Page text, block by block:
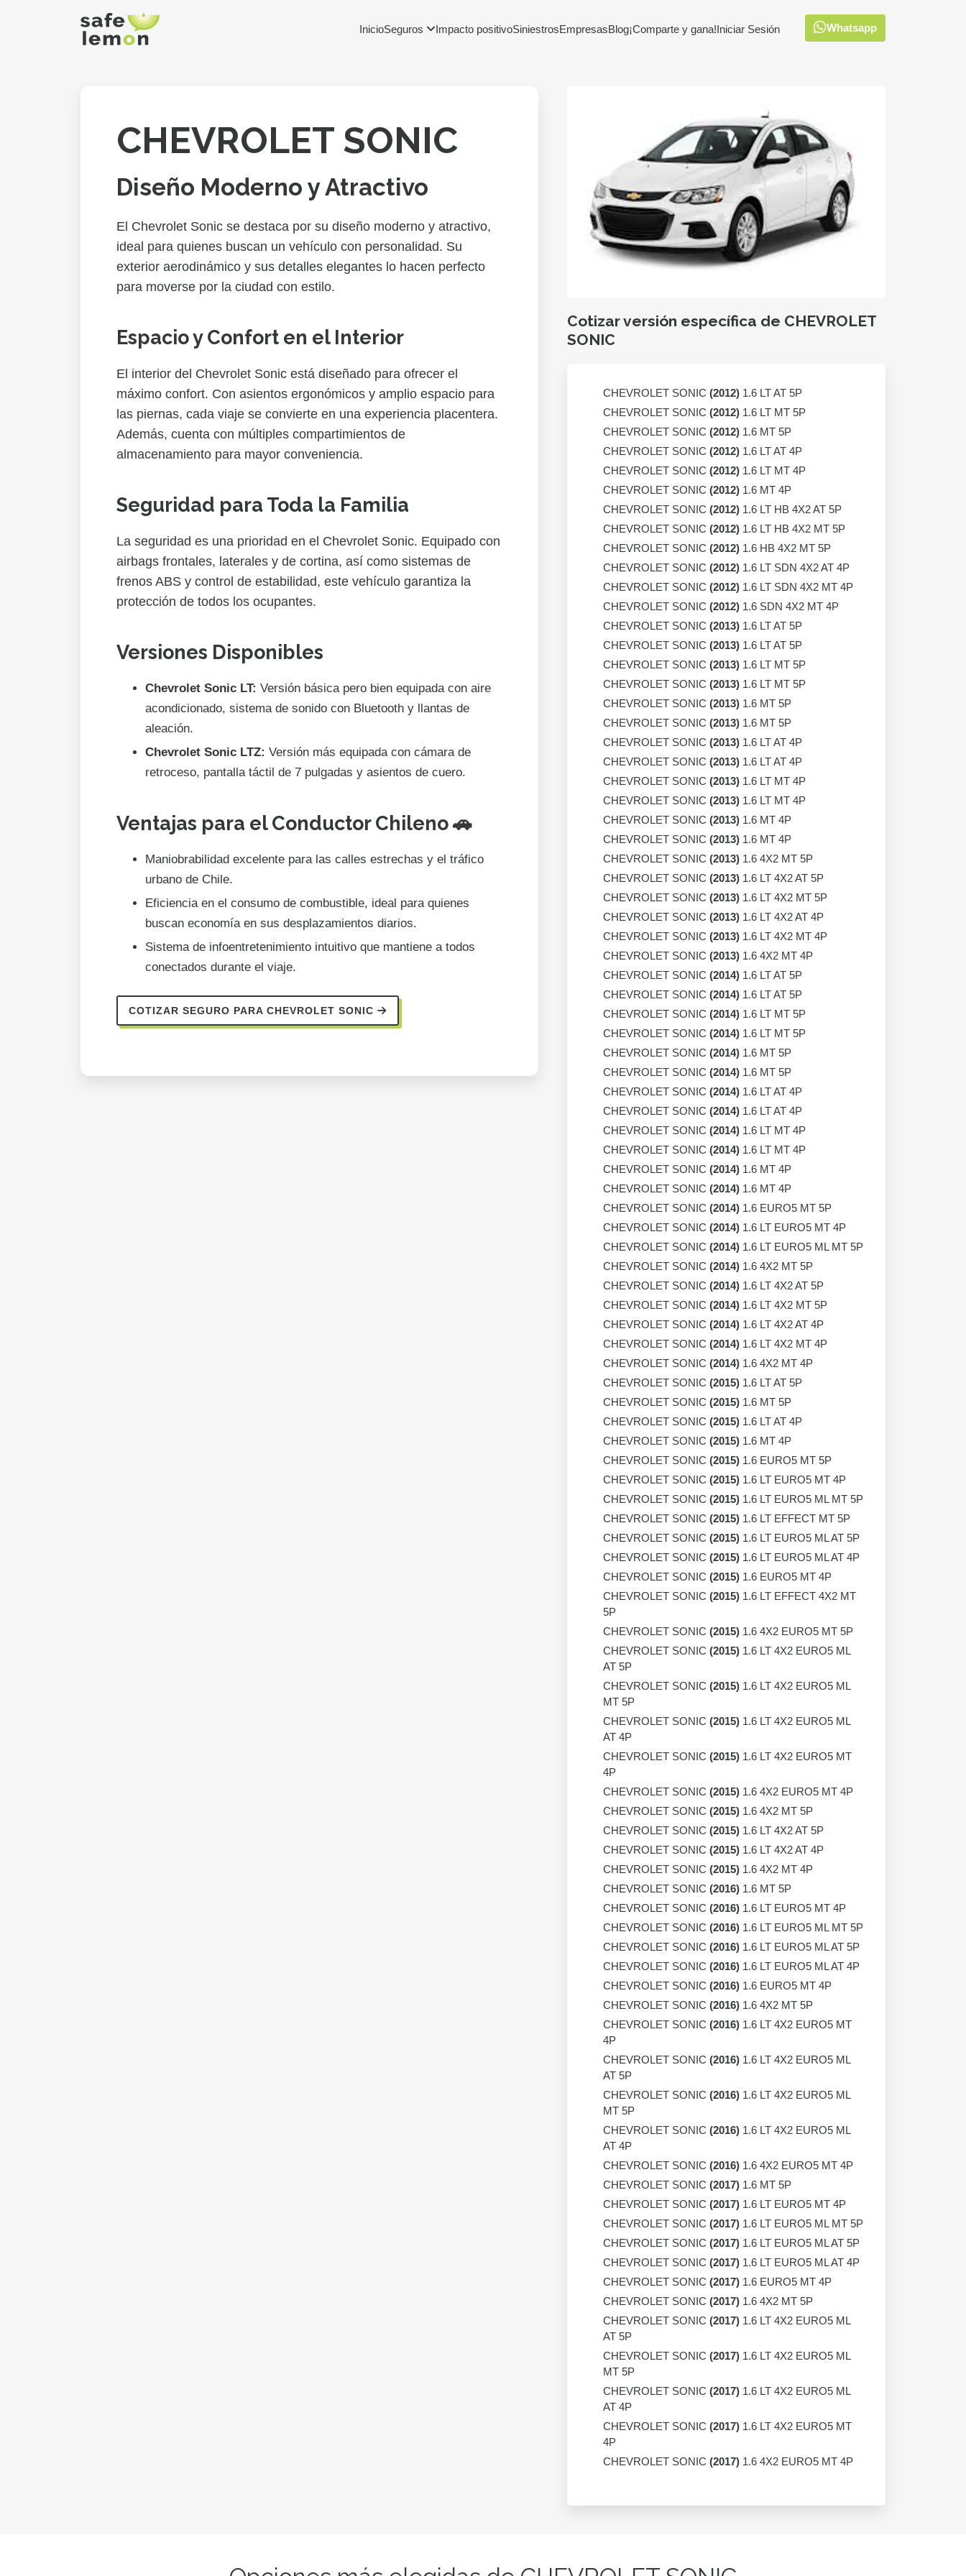
InicioSeguros Impacto positivoSiniestrosEmpresasBlog¡Comparte y gana!Iniciar Sesión Whatsapp
CHEVROLET SONIC
Diseño Moderno y Atractivo
El Chevrolet Sonic se destaca por su diseño moderno y atractivo,
ideal para quienes buscan un vehículo con personalidad. Su
exterior aerodinámico y sus detalles elegantes lo hacen perfecto
para moverse por la ciudad con estilo.
Espacio y Confort en el Interior
El interior del Chevrolet Sonic está diseñado para ofrecer el
máximo confort. Con asientos ergonómicos y amplio espacio para
las piernas, cada viaje se convierte en una experiencia placentera.
Además, cuenta con múltiples compartimientos de
almacenamiento para mayor conveniencia.
Seguridad para Toda la Familia
La seguridad es una prioridad en el Chevrolet Sonic. Equipado con
airbags frontales, laterales y de cortina, así como sistemas de
frenos ABS y control de estabilidad, este vehículo garantiza la
protección de todos los ocupantes.
Versiones Disponibles
Chevrolet Sonic LT: Versión básica pero bien equipada con aire
acondicionado, sistema de sonido con Bluetooth y llantas de
aleación.
Chevrolet Sonic LTZ: Versión más equipada con cámara de
retroceso, pantalla táctil de 7 pulgadas y asientos de cuero.
Ventajas para el Conductor Chileno 🚗
Maniobrabilidad excelente para las calles estrechas y el tráfico
urbano de Chile.
Eficiencia en el consumo de combustible, ideal para quienes
buscan economía en sus desplazamientos diarios.
Sistema de infoentretenimiento intuitivo que mantiene a todos
conectados durante el viaje.
COTIZAR SEGURO PARA CHEVROLET SONIC
Cotizar versión específica de CHEVROLET
SONIC
CHEVROLET SONIC (2012) 1.6 LT AT 5P
CHEVROLET SONIC (2012) 1.6 LT MT 5P
CHEVROLET SONIC (2012) 1.6 MT 5P
CHEVROLET SONIC (2012) 1.6 LT AT 4P
CHEVROLET SONIC (2012) 1.6 LT MT 4P
CHEVROLET SONIC (2012) 1.6 MT 4P
CHEVROLET SONIC (2012) 1.6 LT HB 4X2 AT 5P
CHEVROLET SONIC (2012) 1.6 LT HB 4X2 MT 5P
CHEVROLET SONIC (2012) 1.6 HB 4X2 MT 5P
CHEVROLET SONIC (2012) 1.6 LT SDN 4X2 AT 4P
CHEVROLET SONIC (2012) 1.6 LT SDN 4X2 MT 4P
CHEVROLET SONIC (2012) 1.6 SDN 4X2 MT 4P
CHEVROLET SONIC (2013) 1.6 LT AT 5P
CHEVROLET SONIC (2013) 1.6 LT AT 5P
CHEVROLET SONIC (2013) 1.6 LT MT 5P
CHEVROLET SONIC (2013) 1.6 LT MT 5P
CHEVROLET SONIC (2013) 1.6 MT 5P
CHEVROLET SONIC (2013) 1.6 MT 5P
CHEVROLET SONIC (2013) 1.6 LT AT 4P
CHEVROLET SONIC (2013) 1.6 LT AT 4P
CHEVROLET SONIC (2013) 1.6 LT MT 4P
CHEVROLET SONIC (2013) 1.6 LT MT 4P
CHEVROLET SONIC (2013) 1.6 MT 4P
CHEVROLET SONIC (2013) 1.6 MT 4P
CHEVROLET SONIC (2013) 1.6 4X2 MT 5P
CHEVROLET SONIC (2013) 1.6 LT 4X2 AT 5P
CHEVROLET SONIC (2013) 1.6 LT 4X2 MT 5P
CHEVROLET SONIC (2013) 1.6 LT 4X2 AT 4P
CHEVROLET SONIC (2013) 1.6 LT 4X2 MT 4P
CHEVROLET SONIC (2013) 1.6 4X2 MT 4P
CHEVROLET SONIC (2014) 1.6 LT AT 5P
CHEVROLET SONIC (2014) 1.6 LT AT 5P
CHEVROLET SONIC (2014) 1.6 LT MT 5P
CHEVROLET SONIC (2014) 1.6 LT MT 5P
CHEVROLET SONIC (2014) 1.6 MT 5P
CHEVROLET SONIC (2014) 1.6 MT 5P
CHEVROLET SONIC (2014) 1.6 LT AT 4P
CHEVROLET SONIC (2014) 1.6 LT AT 4P
CHEVROLET SONIC (2014) 1.6 LT MT 4P
CHEVROLET SONIC (2014) 1.6 LT MT 4P
CHEVROLET SONIC (2014) 1.6 MT 4P
CHEVROLET SONIC (2014) 1.6 MT 4P
CHEVROLET SONIC (2014) 1.6 EURO5 MT 5P
CHEVROLET SONIC (2014) 1.6 LT EURO5 MT 4P
CHEVROLET SONIC (2014) 1.6 LT EURO5 ML MT 5P
CHEVROLET SONIC (2014) 1.6 4X2 MT 5P
CHEVROLET SONIC (2014) 1.6 LT 4X2 AT 5P
CHEVROLET SONIC (2014) 1.6 LT 4X2 MT 5P
CHEVROLET SONIC (2014) 1.6 LT 4X2 AT 4P
CHEVROLET SONIC (2014) 1.6 LT 4X2 MT 4P
CHEVROLET SONIC (2014) 1.6 4X2 MT 4P
CHEVROLET SONIC (2015) 1.6 LT AT 5P
CHEVROLET SONIC (2015) 1.6 MT 5P
CHEVROLET SONIC (2015) 1.6 LT AT 4P
CHEVROLET SONIC (2015) 1.6 MT 4P
CHEVROLET SONIC (2015) 1.6 EURO5 MT 5P
CHEVROLET SONIC (2015) 1.6 LT EURO5 MT 4P
CHEVROLET SONIC (2015) 1.6 LT EURO5 ML MT 5P
CHEVROLET SONIC (2015) 1.6 LT EFFECT MT 5P
CHEVROLET SONIC (2015) 1.6 LT EURO5 ML AT 5P
CHEVROLET SONIC (2015) 1.6 LT EURO5 ML AT 4P
CHEVROLET SONIC (2015) 1.6 EURO5 MT 4P
CHEVROLET SONIC (2015) 1.6 LT EFFECT 4X2 MT
5P
CHEVROLET SONIC (2015) 1.6 4X2 EURO5 MT 5P
CHEVROLET SONIC (2015) 1.6 LT 4X2 EURO5 ML
AT 5P
CHEVROLET SONIC (2015) 1.6 LT 4X2 EURO5 ML
MT 5P
CHEVROLET SONIC (2015) 1.6 LT 4X2 EURO5 ML
AT 4P
CHEVROLET SONIC (2015) 1.6 LT 4X2 EURO5 MT
4P
CHEVROLET SONIC (2015) 1.6 4X2 EURO5 MT 4P
CHEVROLET SONIC (2015) 1.6 4X2 MT 5P
CHEVROLET SONIC (2015) 1.6 LT 4X2 AT 5P
CHEVROLET SONIC (2015) 1.6 LT 4X2 AT 4P
CHEVROLET SONIC (2015) 1.6 4X2 MT 4P
CHEVROLET SONIC (2016) 1.6 MT 5P
CHEVROLET SONIC (2016) 1.6 LT EURO5 MT 4P
CHEVROLET SONIC (2016) 1.6 LT EURO5 ML MT 5P
CHEVROLET SONIC (2016) 1.6 LT EURO5 ML AT 5P
CHEVROLET SONIC (2016) 1.6 LT EURO5 ML AT 4P
CHEVROLET SONIC (2016) 1.6 EURO5 MT 4P
CHEVROLET SONIC (2016) 1.6 4X2 MT 5P
CHEVROLET SONIC (2016) 1.6 LT 4X2 EURO5 MT
4P
CHEVROLET SONIC (2016) 1.6 LT 4X2 EURO5 ML
AT 5P
CHEVROLET SONIC (2016) 1.6 LT 4X2 EURO5 ML
MT 5P
CHEVROLET SONIC (2016) 1.6 LT 4X2 EURO5 ML
AT 4P
CHEVROLET SONIC (2016) 1.6 4X2 EURO5 MT 4P
CHEVROLET SONIC (2017) 1.6 MT 5P
CHEVROLET SONIC (2017) 1.6 LT EURO5 MT 4P
CHEVROLET SONIC (2017) 1.6 LT EURO5 ML MT 5P
CHEVROLET SONIC (2017) 1.6 LT EURO5 ML AT 5P
CHEVROLET SONIC (2017) 1.6 LT EURO5 ML AT 4P
CHEVROLET SONIC (2017) 1.6 EURO5 MT 4P
CHEVROLET SONIC (2017) 1.6 4X2 MT 5P
CHEVROLET SONIC (2017) 1.6 LT 4X2 EURO5 ML
AT 5P
CHEVROLET SONIC (2017) 1.6 LT 4X2 EURO5 ML
MT 5P
CHEVROLET SONIC (2017) 1.6 LT 4X2 EURO5 ML
AT 4P
CHEVROLET SONIC (2017) 1.6 LT 4X2 EURO5 MT
4P
CHEVROLET SONIC (2017) 1.6 4X2 EURO5 MT 4P